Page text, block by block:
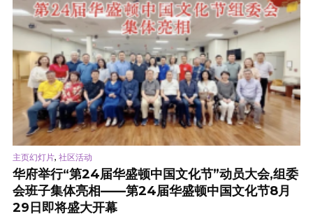
主页幻灯片, 社区活动
华府举行“第24届华盛顿中国文化节”动员大会,组委
会班子集体亮相——第24届华盛顿中国文化节8月
29日即将盛大开幕